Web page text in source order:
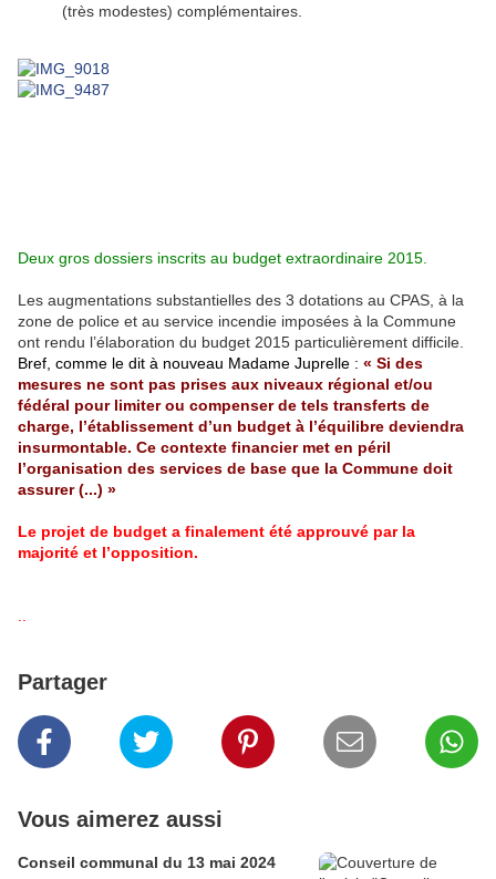
(très modestes) complémentaires.
Deux gros dossiers inscrits au budget extraordinaire 2015.
Les augmentations substantielles des 3 dotations au CPAS, à la
zone de police et au service incendie imposées à la Commune
ont rendu l’élaboration du budget 2015 particulièrement difficile.
Bref, comme le dit à nouveau Madame Juprelle : « Si des
mesures ne sont pas prises aux niveaux régional et/ou
fédéral pour limiter ou compenser de tels transferts de
charge, l’établissement d’un budget à l’équilibre deviendra
insurmontable. Ce contexte financier met en péril
l’organisation des services de base que la Commune doit
assurer (...) »
Le projet de budget a finalement été approuvé par la
majorité et l’opposition.
Partager
Vous aimerez aussi
Conseil communal du 13 mai 2024